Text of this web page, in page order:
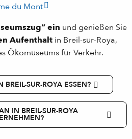
du Mont
ein und genießen Sie
Aufenthalt in Breil-sur-Roya,
Ökomuseums für Verkehr.
SUR-ROYA ESSEN?
IN BREIL-SUR-ROYA